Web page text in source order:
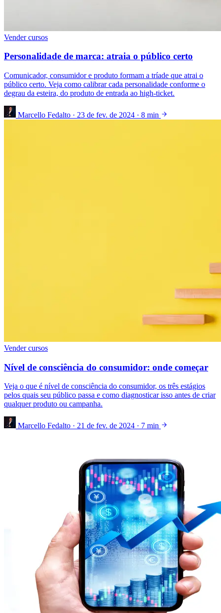
Vender cursos
Personalidade de marca: atraia o público certo
Comunicador, consumidor e produto formam a tríade que atrai o
público certo. Veja como calibrar cada personalidade conforme o
degrau da esteira, do produto de entrada ao high-ticket.
Marcello Fedalto · 23 de fev. de 2024 · 8 min
Vender cursos
Nível de consciência do consumidor: onde começar
Veja o que é nível de consciência do consumidor, os três estágios
pelos quais seu público passa e como diagnosticar isso antes de criar
qualquer produto ou campanha.
Marcello Fedalto · 21 de fev. de 2024 · 7 min